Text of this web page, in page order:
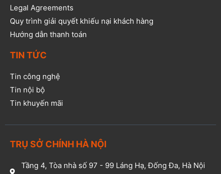
Legal Agreements
Quy trình giải quyết khiếu nại khách hàng
Hướng dẫn thanh toán
TIN TỨC
Tin công nghệ
Tin nội bộ
Tin khuyến mãi
TRỤ SỞ CHÍNH HÀ NỘI
Tầng 4, Tòa nhà số 97 - 99 Láng Hạ, Đống Đa, Hà Nội